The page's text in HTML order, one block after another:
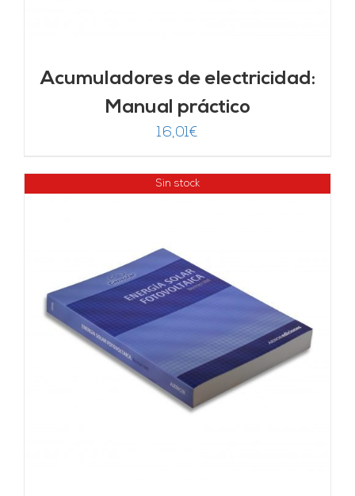
Acumuladores de electricidad:
Manual práctico
16,01€
Sin stock